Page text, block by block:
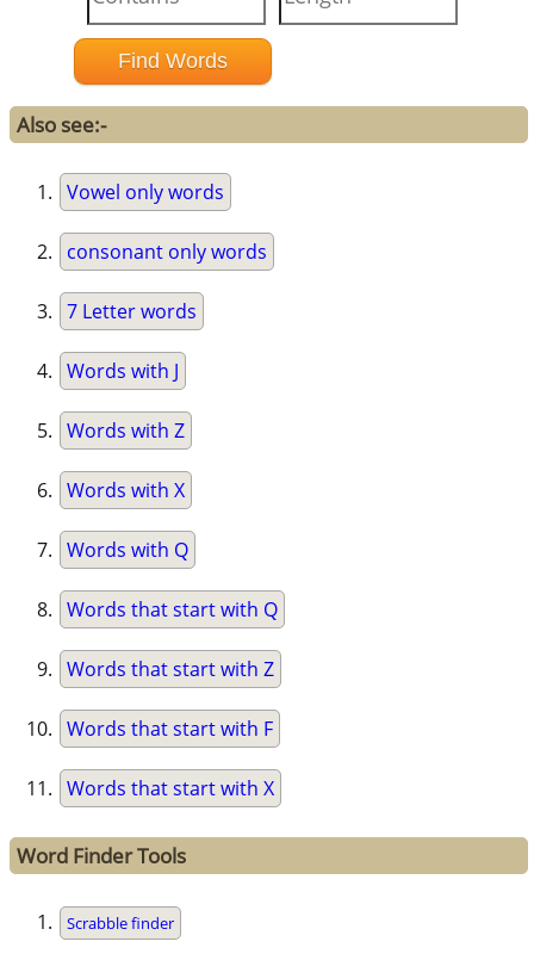
Also see:-
Vowel only words
consonant only words
7 Letter words
Words with J
Words with Z
Words with X
Words with Q
Words that start with Q
Words that start with Z
Words that start with F
Words that start with X
Word Finder Tools
Scrabble finder